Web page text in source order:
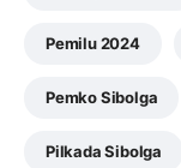
Pemilu 2024
Pemko Sibolga
Pilkada Sibolga